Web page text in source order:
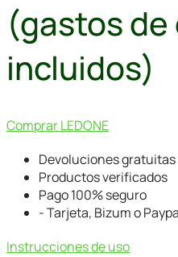
(gastos de
incluidos)
Comprar LEDONE
Devoluciones gratuitas
Productos verificados
Pago 100% seguro
- Tarjeta, Bizum o
Instrucciones de uso